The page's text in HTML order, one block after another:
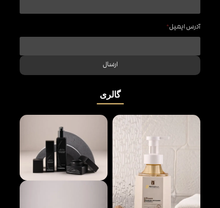
گالری
آدرس ایمیل*
ارسال